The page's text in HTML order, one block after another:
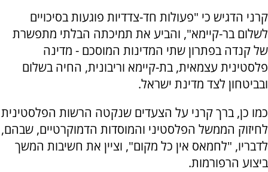
קרני הדגיש כי "פעולות חד-צדדיות פוגעות בסיכויים
לשלום בר-קיימא", והביע את תמיכתה הבלתי מתפשרת
של קנדה בפתרון שתי המדינות המוסכם - מדינה
פלסטינית עצמאית, בת-קיימא וריבונית, החיה בשלום
ובביטחון לצד מדינת ישראל.
כמו כן, ברך קרני על הצעדים שנקטה הרשות הפלסטינית
לחיזוק הממשל הפלסטיני והמוסדות הדמוקרטיים, שבהם,
לדבריו, "לחמאס אין כל מקום", וציין את חשיבות המשך
ביצוע הרפורמות.